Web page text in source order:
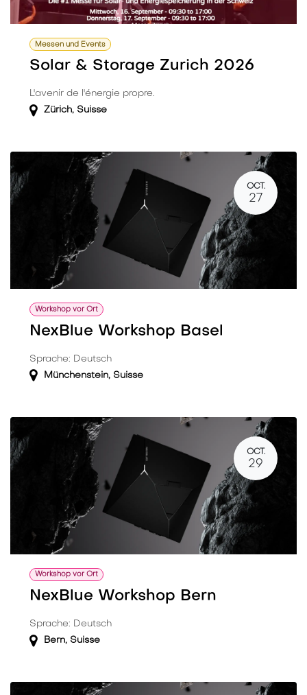
Messen und Events
Solar & Storage Zurich 2026
L'avenir de l'énergie propre.
Zürich, Suisse
OCT.
27
Workshop vor Ort
NexBlue Workshop Basel
Sprache: Deutsch
Münchenstein, Suisse
OCT.
29
Workshop vor Ort
NexBlue Workshop Bern
Sprache: Deutsch
Bern, Suisse